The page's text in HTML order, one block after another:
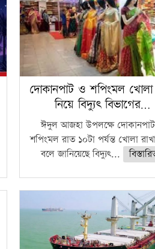
দোকানপাট ও শপিংমল খোলা
নিয়ে বিদ্যুৎ বিভাগের…
ঈদুল আজহা উপলক্ষে
শপিংমল রাত ১০টা পর্যন্ত খোলা
বলে জানিয়েছে বিদ্যুৎ...